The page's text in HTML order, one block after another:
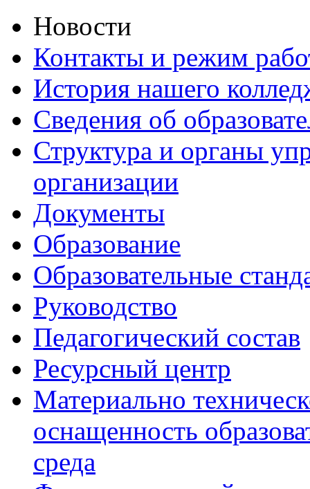
Новости
Контакты и режим
История нашего
Сведения об
Структура и органы
организации
Документы
Образование
Образовательные
Руководство
Педагогический состав
Ресурсный центр
Материально
оснащенность
среда